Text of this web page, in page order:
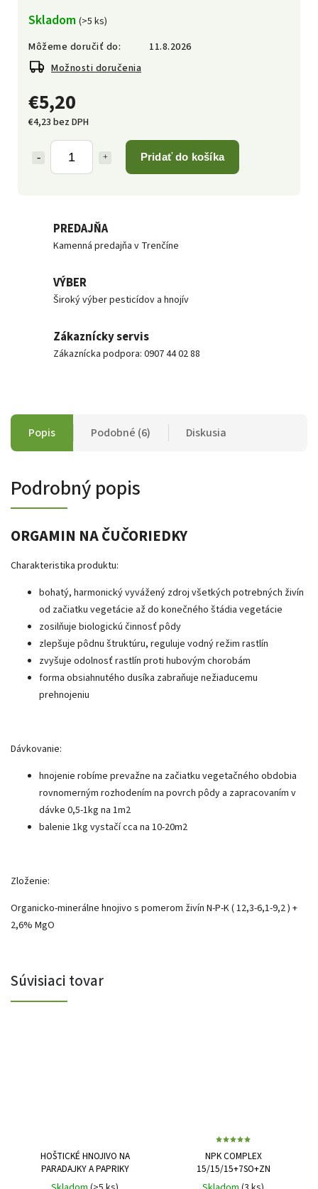
€5,20
€4,23 bez DPH
Pridať do košíka
Skladom (>5 ks)
Môžeme doručiť do:
11.8.2026
Možnosti doručenia
PREDAJŇA
Kamenná predajňa v Trenčíne
VÝBER
Široký výber pesticídov a hnojív
Zákaznícky servis
Zákaznícka podpora: 0907 44 02 88
Popis Podobné (6) Diskusia
Podrobný popis
ORGAMIN NA ČUČORIEDKY
Charakteristika produktu:
bohatý, harmonický vyvážený zdroj všetkých potrebných živín
od začiatku vegetácie až do konečného štádia vegetácie
zosilňuje biologickú činnosť pôdy
zlepšuje pôdnu štruktúru, reguluje vodný režim rastlín
zvyšuje odolnosť rastlín proti hubovým chorobám
forma obsiahnutého dusíka zabraňuje nežiaducemu
prehnojeniu
Dávkovanie:
hnojenie robíme prevažne na začiatku vegetačného obdobia
rovnomerným rozhodením na povrch pôdy a zapracovaním v
dávke 0,5-1kg na 1m2
balenie 1kg vystačí cca na 10-20m2
Zloženie:
Organicko-minerálne hnojivo s pomerom živín N-P-K ( 12,3-6,1-9,2 ) +
2,6% MgO
Súvisiaci tovar
HOŠTICKÉ HNOJIVO NA
PARADAJKY A PAPRIKY
NPK COMPLEX
15/15/15+7SO+ZN